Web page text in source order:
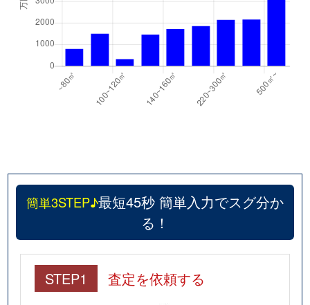
簡単3STEP♪最短45秒 簡単入力でスグ分か
る！
STEP1 査定を依頼する